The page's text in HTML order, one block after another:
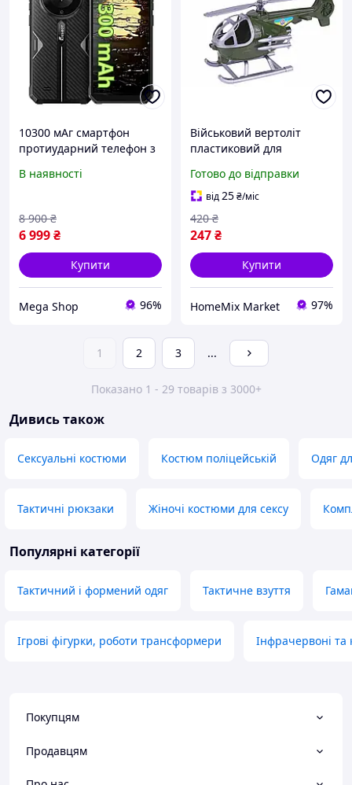
10300 мАг смартфон
протиударний телефон з
батареєю захищений
військових P68 MIL-STD
NFC MIL
В наявності
6 999₴
8 900 ₴
Купити
Mega Shop 96%
Військовий вертоліт
пластиковий для
26х13х9 см ТехноК HM-
11893
Готово до відправки
від25₴/міс
247₴
420 ₴
Купити
HomeMix Market 97%
1 2 3 ...
Показано 1 - 29 товарів з 3000+
Дивись також
Сексуальні костюми Костюм поліцейській Одяг
Тактичні рюкзаки Жіночі костюми для сексу
Популярні категорії
Тактичний і формений одяг Тактичне взуття
Ігрові фігурки, роботи трансформери Інфрачервоні та
Покупцям
Продавцям